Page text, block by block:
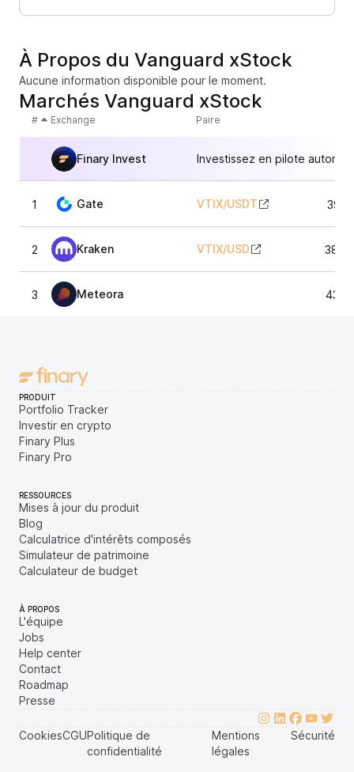
À Propos du Vanguard xStock
Aucune information disponible pour le moment.
Marchés Vanguard xStock
# Exchange Paire
Finary Invest Investissez en pilote
1 Gate VTIX/USDT
2 Kraken VTIX/USD
3 Meteora
PRODUIT
Portfolio Tracker
Investir en crypto
Finary Plus
Finary Pro
RESSOURCES
Mises à jour du produit
Blog
Calculatrice d'intérêts composés
Simulateur de patrimoine
Calculateur de budget
À PROPOS
L'équipe
Jobs
Help center
Contact
Roadmap
Presse
CookiesCGUPolitique de
confidentialité
Mentions
légales
Sécurité